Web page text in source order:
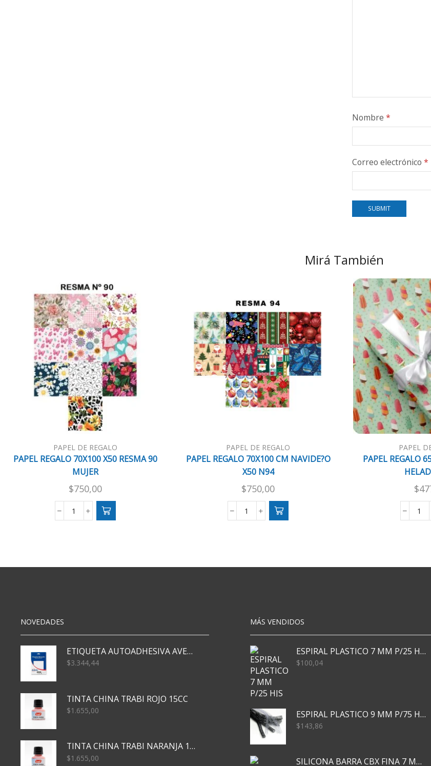
Nombre *
Correo electrónico *
Mirá También
PAPEL DE REGALO
PAPEL REGALO 70X100 X50 RESMA 90
MUJER
$750,00
PAPEL
90
PAPEL DE REGALO
PAPEL REGALO 70X100 CM NAVIDE?O
X50 N94
$750,00
PAPEL
O
PAPEL
PAPEL REGALO
$
NOVEDADES
ETIQUETA AUTOADHESIVA AVERY 3026 30H 20 X 70
$3.344,44
TINTA CHINA TRABI ROJO 15CC
$1.655,00
TINTA CHINA TRABI NARANJA 15CC
$1.655,00
MÁS VENDIDOS
ESPIRAL PLASTICO 7 MM P/25 HJS X50x3000
$100,04
ESPIRAL PLASTICO 9 MM P/75 HJS X50X2400
$143,86
SILICONA BARRA CBX FINA 7 MM 28 CM